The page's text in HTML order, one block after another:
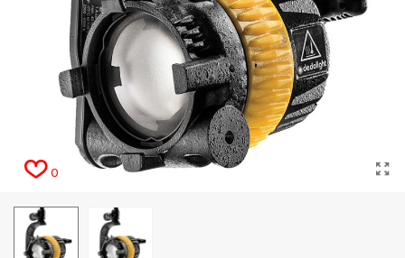
0